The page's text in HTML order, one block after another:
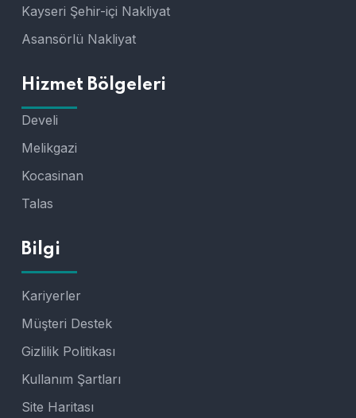
Kayseri Şehir-içi Nakliyat
Asansörlü Nakliyat
Hizmet Bölgeleri
Develi
Melikgazi
Kocasinan
Talas
Bilgi
Kariyerler
Müşteri Destek
Gizlilik Politikası
Kullanım Şartları
Site Haritası